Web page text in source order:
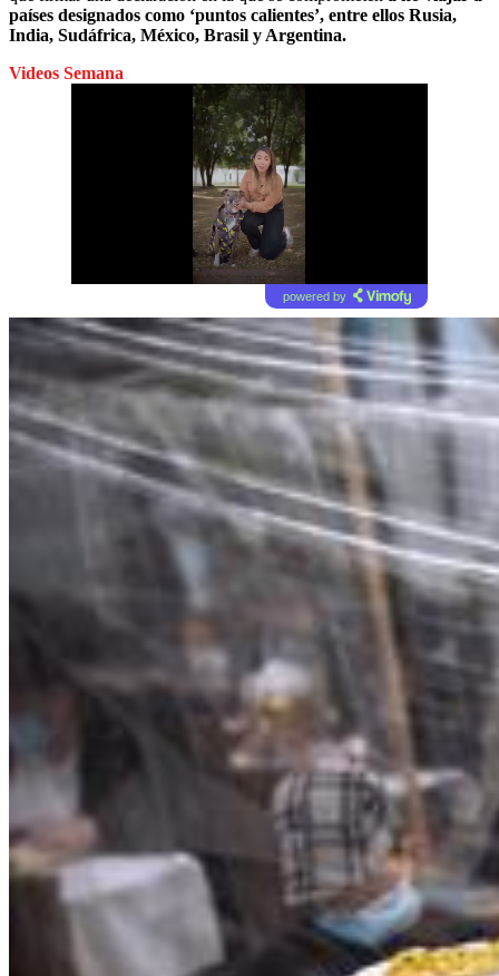
países designados como ‘puntos calientes’, entre ellos Rusia,
India, Sudáfrica, México, Brasil y Argentina.
Videos Semana
powered by